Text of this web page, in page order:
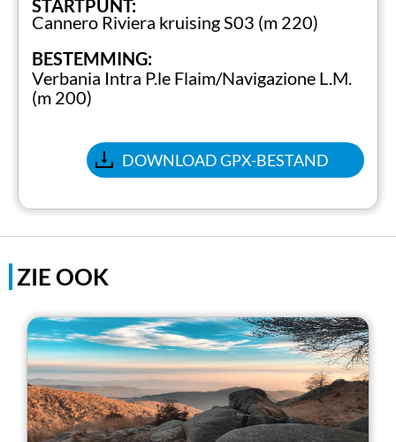
STARTPUNT:
Cannero Riviera kruising S03 (m 220)
BESTEMMING:
Verbania Intra P.le Flaim/Navigazione L.M.
(m 200)
DOWNLOAD GPX-BESTAND
ZIE OOK